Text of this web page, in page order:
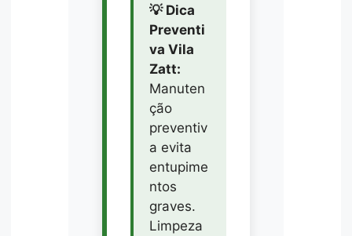
💡 Dica
Preventi
va Vila
Zatt:
Manuten
ção
preventiv
a evita
entupime
ntos
graves.
Limpeza